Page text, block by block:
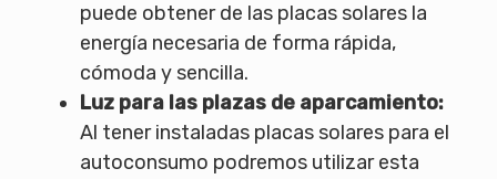
puede obtener de las placas solares la
energía necesaria de forma rápida,
cómoda y sencilla.
Luz para las plazas de aparcamiento:
Al tener instaladas placas solares para el
autoconsumo podremos utilizar esta